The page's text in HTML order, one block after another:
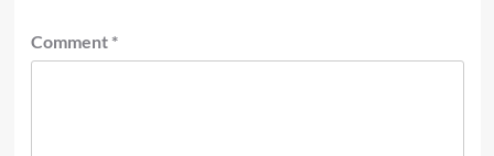
Comment *